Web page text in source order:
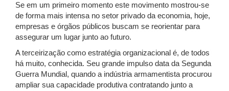
Se em um primeiro momento este movimento mostrou-se
de forma mais intensa no setor privado da economia, hoje,
empresas e órgãos públicos buscam se reorientar para
assegurar um lugar junto ao futuro.
A terceirização como estratégia organizacional é, de todos
há muito, conhecida. Seu grande impulso data da Segunda
Guerra Mundial, quando a indústria armamentista procurou
ampliar sua capacidade produtiva contratando junto a